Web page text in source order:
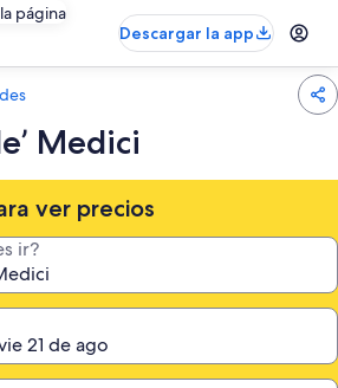
página
Descargar la app
Medici
ver precios
ir?